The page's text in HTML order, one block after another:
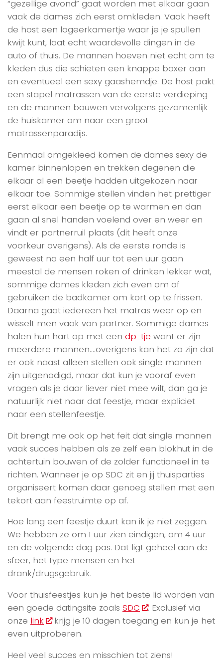
“gezellige avond” gaat worden met elkaar gaan
vaak de dames zich eerst omkleden. Vaak heeft
de host een logeerkamertje waar je je spullen
kwijt kunt, laat echt waardevolle dingen in de
auto of thuis. De mannen hoeven niet echt om te
kleden dus die schieten een knappe boxer aan
en eventueel een sexy gaashemdje. De host pakt
een stapel matrassen van de eerste verdieping
en de mannen bouwen vervolgens gezamenlijk
de huiskamer om naar een groot
matrassenparadijs.
Eenmaal omgekleed komen de dames sexy de
kamer binnenlopen en trekken degenen die
elkaar al een beetje hadden uitgekozen naar
elkaar toe. Sommige stellen vinden het prettiger
eerst elkaar een beetje op te warmen en dan
gaan al snel handen voelend over en weer en
vindt er partnerruil plaats (dit heeft onze
voorkeur overigens). Als de eerste ronde is
geweest na een half uur tot een uur gaan
meestal de mensen roken of drinken lekker wat,
sommige dames kleden zich even om of
gebruiken de badkamer om kort op te frissen.
Daarna gaat iedereen het matras weer op en
wisselt men vaak van partner. Sommige dames
halen hun hart op met een dp-tje want er zijn
meerdere mannen….overigens kan het zo zijn dat
er ook naast alleen stellen ook single mannen
zijn uitgenodigd, maar dat kun je vooraf even
vragen als je daar liever niet mee wilt, dan ga je
natuurlijk niet naar dat feestje, maar expliciet
naar een stellenfeestje.
Dit brengt me ook op het feit dat single mannen
vaak succes hebben als ze zelf een blokhut in de
achtertuin bouwen of de zolder functioneel in te
richten. Wanneer je op SDC zit en jij thuisparties
organiseert komen daar genoeg stellen met een
tekort aan feestruimte op af.
Hoe lang een feestje duurt kan ik je niet zeggen.
We hebben ze om 1 uur zien eindigen, om 4 uur
en de volgende dag pas. Dat ligt geheel aan de
sfeer, het type mensen en het
drank/drugsgebruik.
Voor thuisfeestjes kun je het beste lid worden van
een goede datingsite zoals SDC
. Exclusief via
onze link
krijg je 10 dagen toegang en kun je het
even uitproberen.
Heel veel succes en misschien tot ziens!